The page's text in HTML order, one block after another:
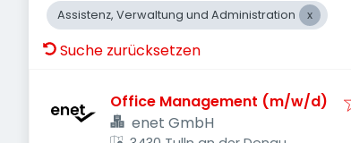
Assistenz, Verwaltung und Administration
Suche zurücksetzen
Office Management (m/w/d)
enet GmbH